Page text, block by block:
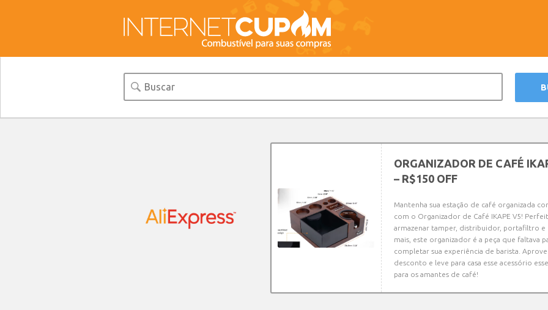
ORGANIZADOR DE CAFÉ
– R$150 OFF
Mantenha sua estação de café organizada
com o Organizador de Café IKAPE V5!
armazenar tamper, distribuidor, portafiltro
mais, este organizador é a peça que faltava
completar sua experiência de barista.
desconto e leve para casa esse acessório
para os amantes de café!